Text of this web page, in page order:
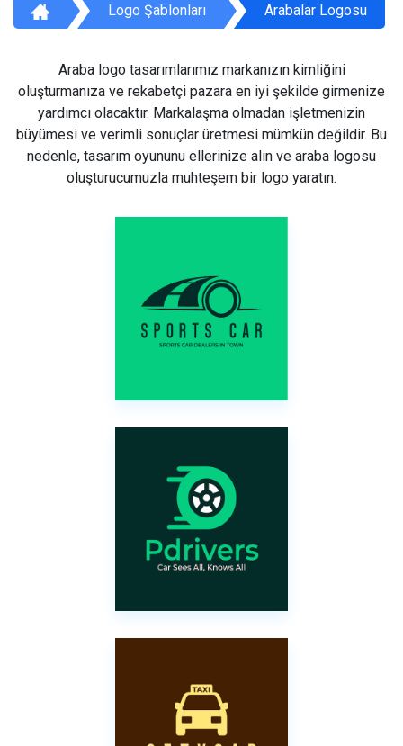
Logo Şablonları Arabalar Logosu
Araba logo tasarımlarımız markanızın kimliğini
oluşturmanıza ve rekabetçi pazara en iyi şekilde girmenize
yardımcı olacaktır. Markalaşma olmadan işletmenizin
büyümesi ve verimli sonuçlar üretmesi mümkün değildir. Bu
nedenle, tasarım oyununu ellerinize alın ve araba logosu
oluşturucumuzla muhteşem bir logo yaratın.